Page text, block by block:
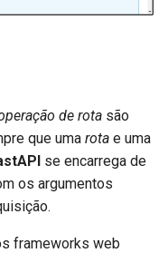
de rota são
que uma rota e uma
se encarrega de
os argumentos
frameworks web